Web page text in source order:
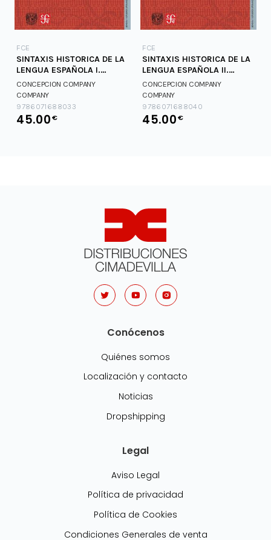
FCE
SINTAXIS HISTORICA DE LA
LENGUA ESPAÑOLA I.
CUARTA PARTE
CONCEPCION COMPANY
COMPANY
9786071688033
45.00€
FCE
SINTAXIS HISTORICA DE LA
LENGUA ESPAÑOLA II.
CUARTA PARTE
CONCEPCION COMPANY
COMPANY
9786071688040
45.00€
Conócenos
Quiénes somos
Localización y contacto
Noticias
Dropshipping
Legal
Aviso Legal
Política de privacidad
Política de Cookies
Condiciones Generales de venta